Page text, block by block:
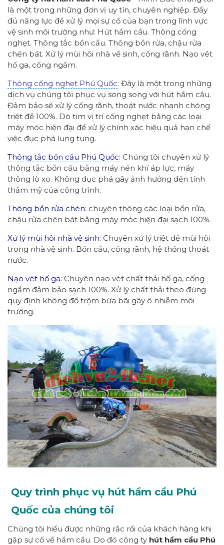
là một trong những đơn vị uy tín, chuyên nghiệp. Đầy
đủ năng lực để xử lý mọi sự cố của bạn trong lĩnh vực
vệ sinh môi trường như: Hút hầm cầu. Thông cống
nghẹt. Thông tắc bồn cầu. Thông bồn rửa, chậu rửa
chén bát. Xử lý mùi hôi nhà về sinh, cống rãnh. Nạo vét
hố ga, cống ngầm.
Thông cống nghẹt Phú Quốc: Đây là một trong những
dịch vụ chúng tôi phục vụ song song với hút hầm cầu.
Đảm bảo sẽ xử lý cống rãnh, thoát nước nhanh chóng
triệt để 100%. Dò tìm vị trí cống nghẹt bằng các loại
máy móc hiện đại để xử lý chính xác hiệu quả hạn chế
việc đục phá lung tung.
Thông tắc bồn cầu Phú Quốc: Chúng tôi chuyên xử lý
thông tắc bồn cầu bằng máy nén khí áp lực, máy
thông lò xo. Không đục phá gây ảnh hưởng đến tính
thẩm mỹ của công trình.
Thông bồn rửa chén: chuyên thông các loại bồn rửa,
chậu rửa chén bát bằng máy móc hiện đại sạch 100%.
Xử lý mùi hôi nhà vệ sinh: Chuyên xử lý triệt để mùi hôi
trong nhà vệ sinh. Bồn cầu, cống rãnh, hệ thống thoát
nước.
Nạo vét hố ga: Chuyên nạo vét chất thải hố ga, cống
ngầm đảm bảo sạch 100%. Xử lý chất thải theo đúng
quy định không đổ trộm bừa bãi gây ô nhiễm môi
trường.
Quy trình phục vụ hút hầm cầu Phú
Quốc của chúng tôi
Chúng tôi hiểu được những rắc rối của khách hàng khi
gặp sự cố về hầm cầu. Do đó công ty hút hầm cầu Phú